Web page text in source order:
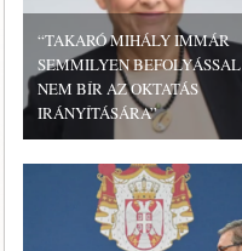
“TAKARÓ MIHÁLY IMMÁR
SEMMILYEN BEFOLYÁSSAL
NEM BÍR AZ OKTATÁS
IRÁNYÍTÁSÁRA”